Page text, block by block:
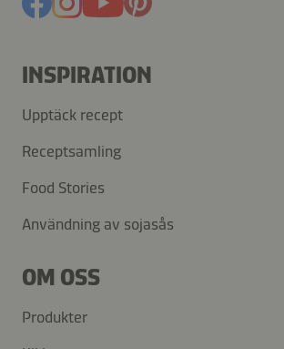
INSPIRATION
Upptäck recept
Receptsamling
Food Stories
Användning av sojasås
OM OSS
Produkter